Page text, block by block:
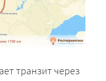
транзит через